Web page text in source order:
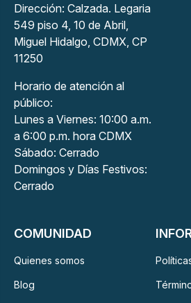
Dirección: Calzada. Legaria
549 piso 4, 10 de Abril,
Miguel Hidalgo, CDMX, CP
11250
Horario de atención al
público:
Lunes a Viernes: 10:00 a.m.
a 6:00 p.m. hora CDMX
Sábado: Cerrado
Domingos y Días Festivos:
Cerrado
COMUNIDAD
Quienes somos
Blog